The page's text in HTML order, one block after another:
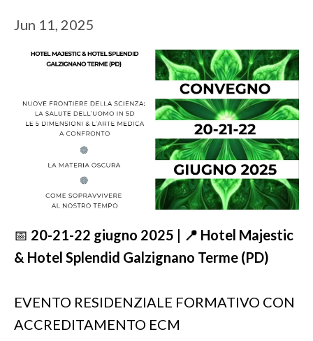
Jun 11, 2025
📅 20-21-22 giugno 2025 | 📍 Hotel Majestic
& Hotel Splendid Galzignano Terme (PD)
EVENTO RESIDENZIALE FORMATIVO CON
ACCREDITAMENTO ECM